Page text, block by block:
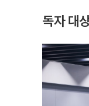
독자 대